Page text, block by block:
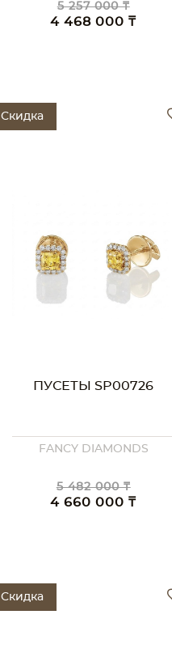
5 257 000 ₸
4 468 000 ₸
Скидка
ПУСЕТЫ SP00726
FANCY DIAMONDS
5 482 000 ₸
4 660 000 ₸
Скидка